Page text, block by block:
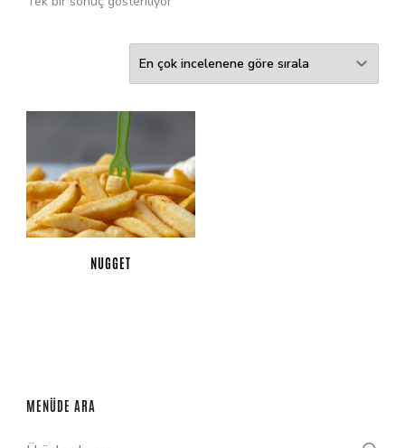
NUGGET
MENÜDE ARA